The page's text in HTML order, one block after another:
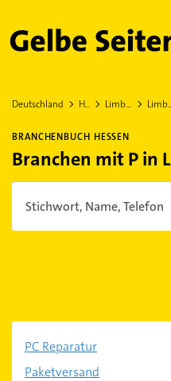
Gelbe Seiten
Deutschland Hessen Limburg-Weilburg
BRANCHENBUCH HESSEN
Branchen mit P in
Stichwort, Name, Telefon
PC Reparatur
Paketversand